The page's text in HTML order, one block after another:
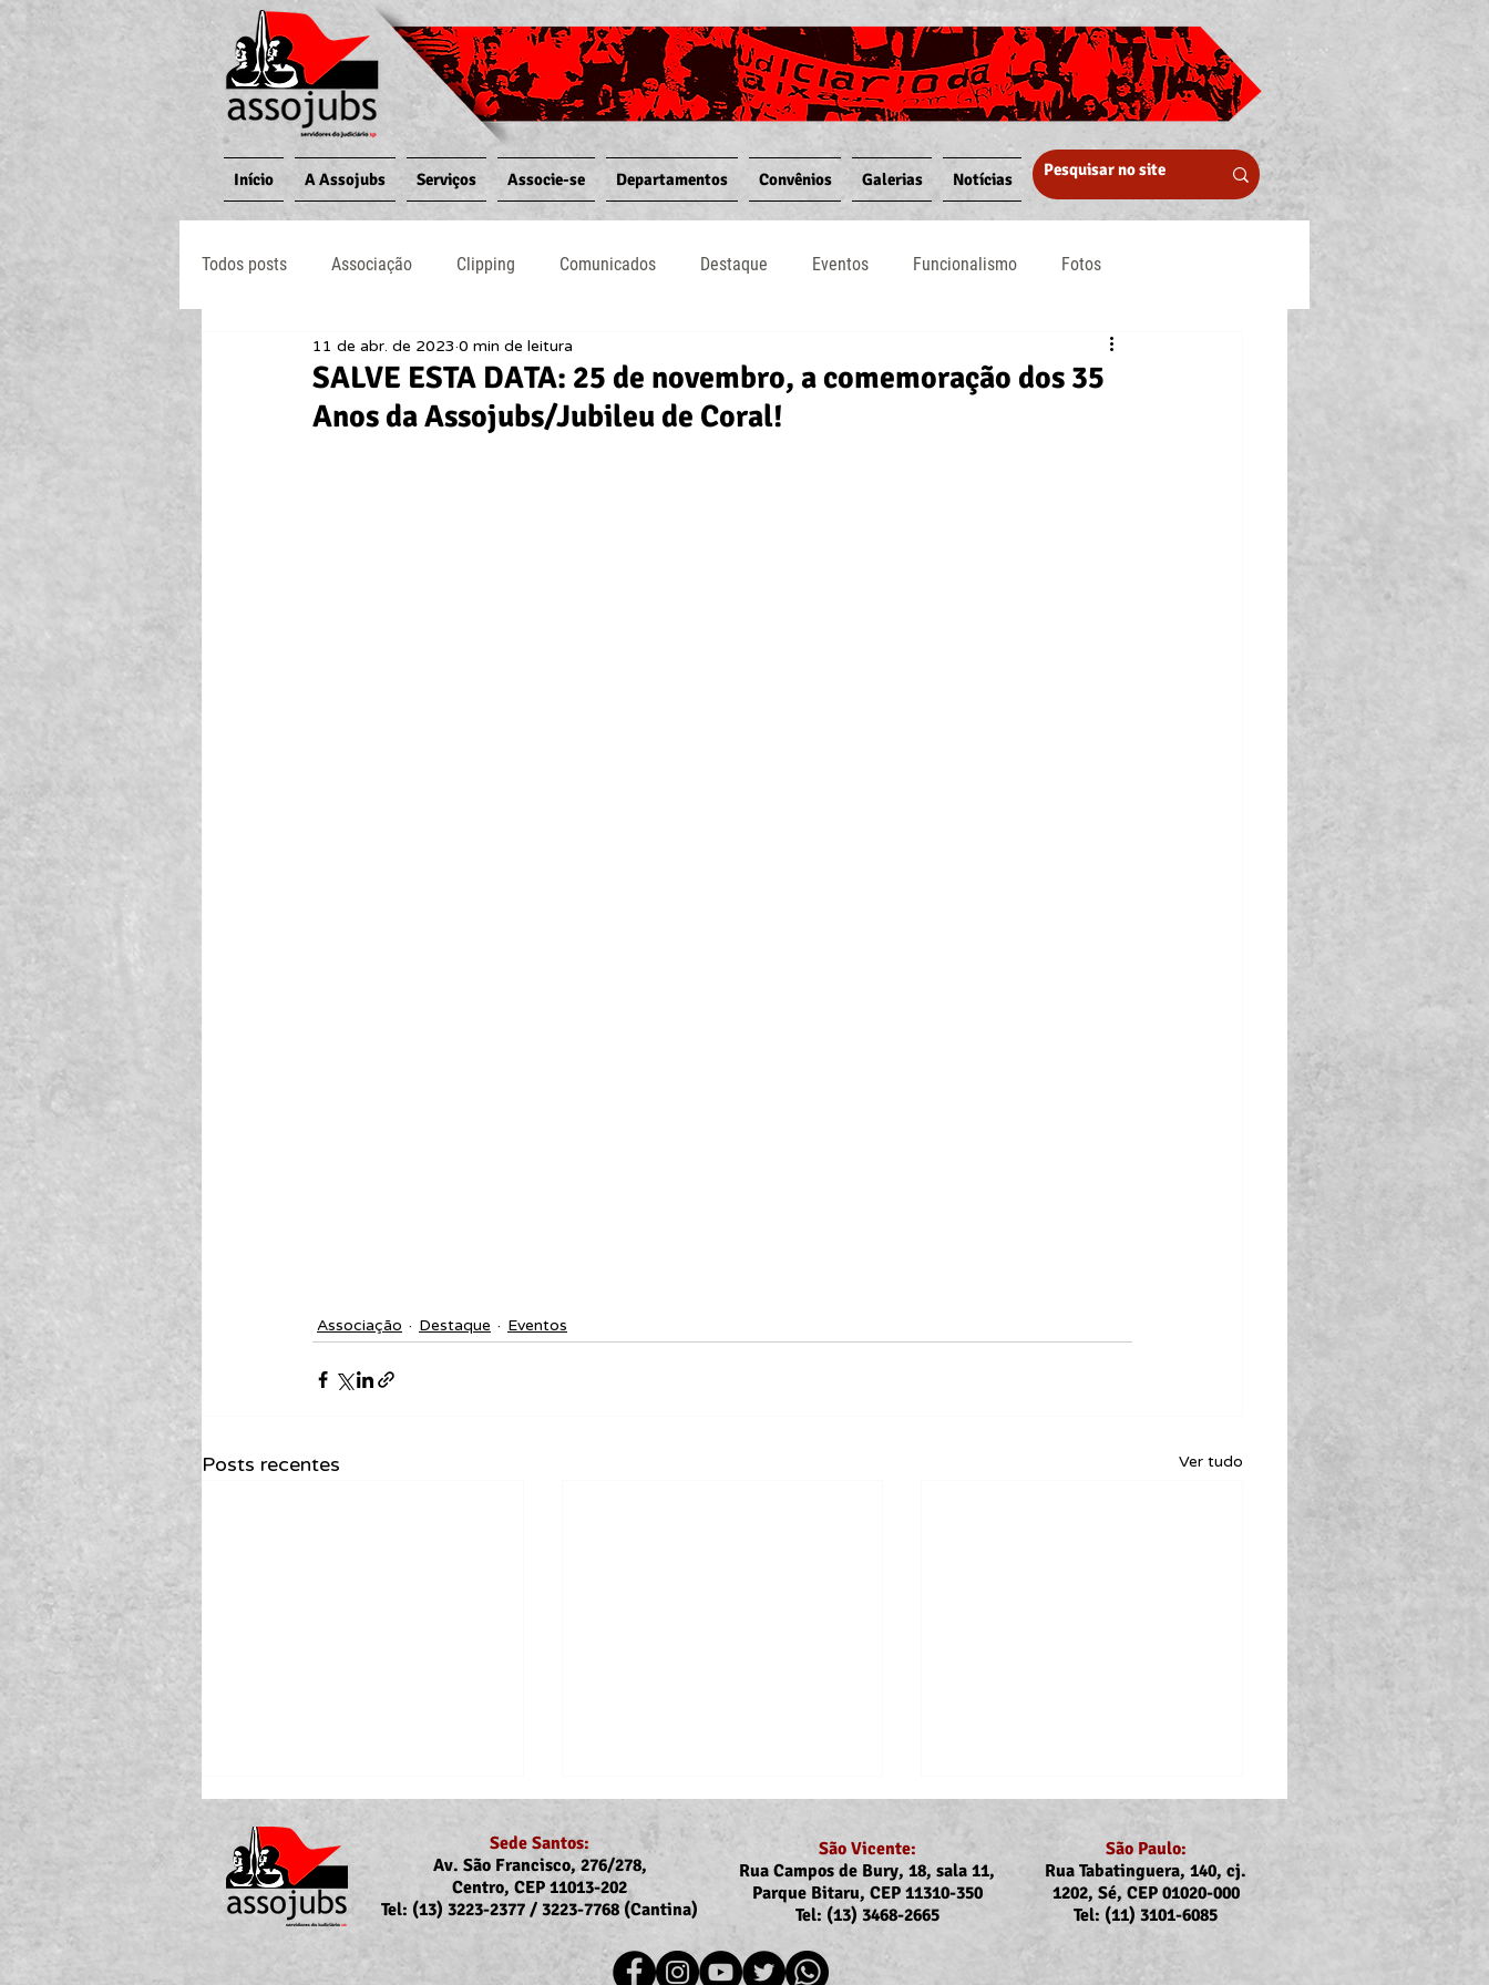
Início A Assojubs Serviços Associe-se Departamentos Convênios Galerias Notícias
Todos posts Associação Clipping Comunicados Destaque Eventos Funcionalismo Fotos
Jornal O Processo Judiciário Notícias
SALVE ESTA DATA: 25 de novembro, a comemoração dos 35
Anos da Assojubs/Jubileu de Coral!
11 de abr. de 2023 0 min de leitura
Associação Destaque Eventos
Posts recentes Ver tudo
Sede Santos:
Av. São Francisco, 276/278,
Centro, CEP 11013-202
Tel: (13) 3223-2377 / 3223-7768 (Cantina)
São Vicente:
Rua Campos de Bury, 18, sala 11,
Parque Bitaru, CEP 11310-350
Tel: (13) 3468-2665
São Paulo:
Rua Tabatinguera, 140, cj.
1202, Sé, CEP 01020-000
Tel: (11) 3101-6085